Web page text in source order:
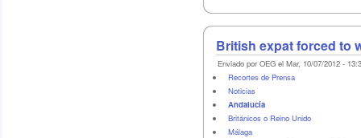
British expat forced to
Enviado por OEG el Mar, 10/07/2012 -
Recortes de Prensa
Noticias
Andalucía
Británicos o Reino Unido
Málaga